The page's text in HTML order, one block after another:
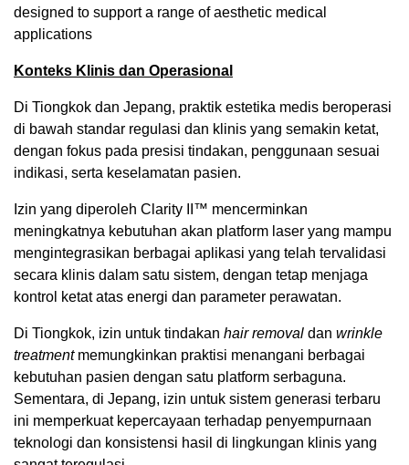
designed to support a range of aesthetic medical
applications
Konteks Klinis dan Operasional
Di Tiongkok dan Jepang, praktik estetika medis beroperasi
di bawah standar regulasi dan klinis yang semakin ketat,
dengan fokus pada presisi tindakan, penggunaan sesuai
indikasi, serta keselamatan pasien.
Izin yang diperoleh Clarity II™ mencerminkan
meningkatnya kebutuhan akan platform laser yang mampu
mengintegrasikan berbagai aplikasi yang telah tervalidasi
secara klinis dalam satu sistem, dengan tetap menjaga
kontrol ketat atas energi dan parameter perawatan.
Di Tiongkok, izin untuk tindakan hair removal dan wrinkle
treatment memungkinkan praktisi menangani berbagai
kebutuhan pasien dengan satu platform serbaguna.
Sementara, di Jepang, izin untuk sistem generasi terbaru
ini memperkuat kepercayaan terhadap penyempurnaan
teknologi dan konsistensi hasil di lingkungan klinis yang